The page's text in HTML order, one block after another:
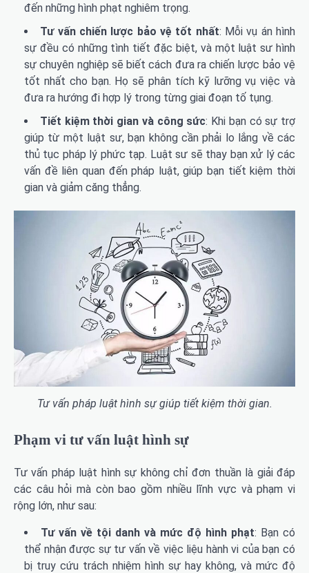
đến những hình phạt nghiêm trọng.
Tư vấn chiến lược bảo vệ tốt nhất: Mỗi vụ án hình
sự đều có những tình tiết đặc biệt, và một luật sư hình
sự chuyên nghiệp sẽ biết cách đưa ra chiến lược bảo vệ
tốt nhất cho bạn. Họ sẽ phân tích kỹ lưỡng vụ việc và
đưa ra hướng đi hợp lý trong từng giai đoạn tố tụng.
Tiết kiệm thời gian và công sức: Khi bạn có sự trợ
giúp từ một luật sư, bạn không cần phải lo lắng về các
thủ tục pháp lý phức tạp. Luật sư sẽ thay bạn xử lý các
vấn đề liên quan đến pháp luật, giúp bạn tiết kiệm thời
gian và giảm căng thẳng.
Tư vấn pháp luật hình sự giúp tiết kiệm thời gian.
Phạm vi tư vấn luật hình sự
Tư vấn pháp luật hình sự không chỉ đơn thuần là giải đáp
các câu hỏi mà còn bao gồm nhiều lĩnh vực và phạm vi
rộng lớn, như sau:
Tư vấn về tội danh và mức độ hình phạt: Bạn có
thể nhận được sự tư vấn về việc liệu hành vi của bạn có
bị truy cứu trách nhiệm hình sự hay không, và mức độ